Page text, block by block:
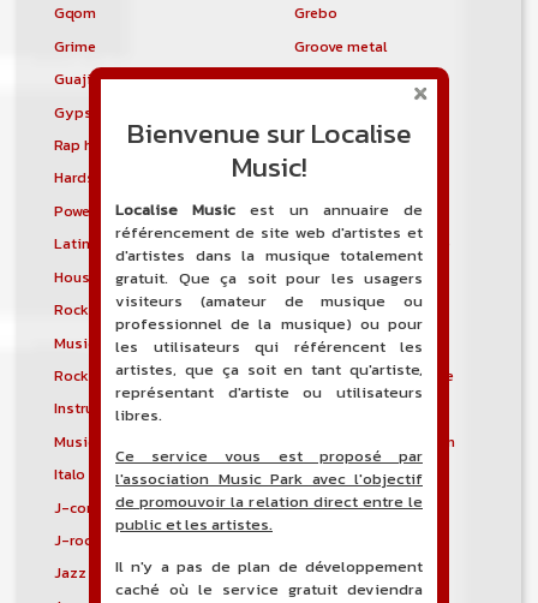
Gqom
Grebo
Grime
Groove metal
Guajira
Guaracha
Gypsy punk
Rap hardcore
Industrial hardcore
Hardstep
Hardstyle
Power noise
Heavenly voices
Latin metal
Musique hindoustanie
House progressive
Tropical house
Rock indépendant
Indietronica
Musique industrielle
Metal industriel
Rock industriel
Musique instrumentale
Instrumental
Musique irlandaise
Rock progressif italien
Italo Disco
Italo house
J-core
J-pop
J-rock
Jazz blues
Jazz modal
Bienvenue sur Localise
Music!
Localise Music est un annuaire de
référencement de site web d'artistes et
d'artistes dans la musique totalement
gratuit. Que ça soit pour les usagers
visiteurs (amateur de musique ou
professionnel de la musique) ou pour
les utilisateurs qui référencent les
artistes, que ça soit en tant qu'artiste,
représentant d'artiste ou utilisateurs
libres.
Ce service vous est proposé par
l'association Music Park avec l'objectif
de promouvoir la relation direct entre le
public et les artistes.
Il n'y a pas de plan de développement
caché où le service gratuit deviendra